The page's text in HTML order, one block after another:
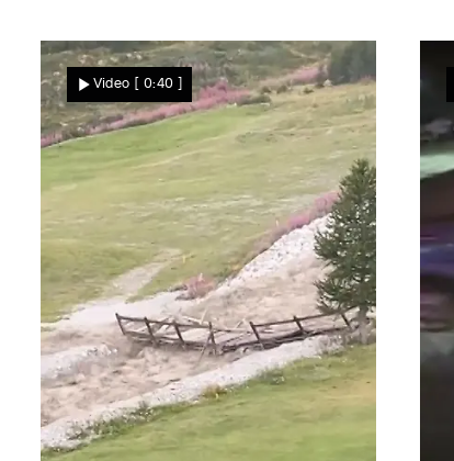
„Die komplette blanke
Nele!“ DIESER Serien-Star
lässt für den Playboy die
Hüllen fallen
Video [ 0:40 ]